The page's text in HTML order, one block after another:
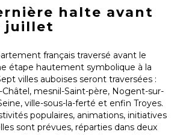
halte avant
juillet
français traversé avant le
étape hautement symbolique à la
villes auboises seront traversées :
mesnil-Saint-père, Nogent-sur-
ville-sous-la-ferté et enfin Troyes.
populaires, animations, initiatives
sont prévues, réparties dans deux